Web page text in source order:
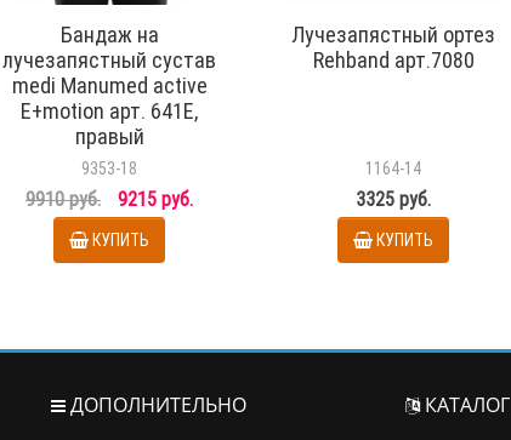
Бандаж на
лучезапястный сустав
medi Manumed active
E+motion арт. 641E,
правый
9353-18
9910 руб. 9215 руб.
КУПИТЬ
Лучезапястный ортез
Rehband арт.7080
1164-14
3325 руб.
КУПИТЬ
ДОПОЛНИТЕЛЬНО КАТАЛОГ